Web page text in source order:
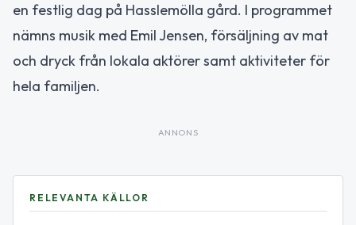
en festlig dag på Hasslemölla gård. I programmet
nämns musik med Emil Jensen, försäljning av mat
och dryck från lokala aktörer samt aktiviteter för
hela familjen.
ANNONS
RELEVANTA KÄLLOR